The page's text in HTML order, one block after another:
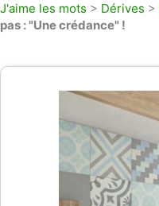
J'aime les mots > Dérives >
pas : "Une crédance" !